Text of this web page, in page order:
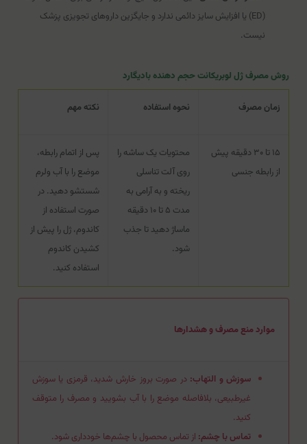
(ED) یا افزایش سایز دائمی ندارد و جایگزین داروهای تجویزی پزشک
نیست.
روش مصرف ژل لوبریکانت حجم دهنده بادیگارد
زمان مصرف نحوه استفاده نکته مهم
۱۵ تا ۳۰ دقیقه پیش
از رابطه جنسی
محتویات یک ساشه را
روی آلت تناسلی
ریخته و به آرامی به
مدت ۵ تا ۱۰ دقیقه
ماساژ دهید تا جذب
شود.
پس از اتمام رابطه،
موضع را با آب ولرم
شستشو دهید. در
صورت استفاده از
کاندوم، ژل را پیش از
کشیدن کاندوم
استفاده کنید.
موارد منع مصرف و هشدارها
سوزش و التهاب: در صورت بروز خارش شدید، قرمزی یا سوزش
غیرطبیعی، بلافاصله موضع را با آب بشویید و مصرف را متوقف
کنید.
تماس با چشم: از تماس محصول با چشم‌ها خودداری شود.